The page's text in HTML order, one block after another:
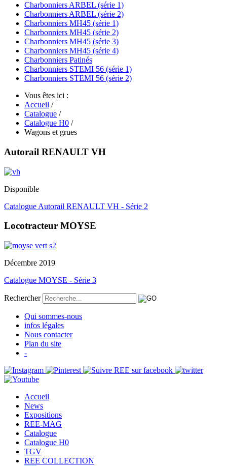
Charbonniers ARBEL (série 1)
Charbonniers ARBEL (série 2)
Charbonniers MH45 (série 1)
Charbonniers MH45 (série 2)
Charbonniers MH45 (série 3)
Charbonniers MH45 (série 4)
Charbonniers Patinés
Charbonniers STEMI 56 (série 1)
Charbonniers STEMI 56 (série 2)
Vous êtes ici :
Accueil /
Catalogue /
Catalogue H0 /
Wagons et grues
Autorail RENAULT VH
Disponible
Catalogue Autorail RENAULT VH - Série 2
Locotracteur MOYSE
Décembre 2019
Catalogue MOYSE - Série 3
Rechercher
Qui sommes-nous
infos légales
Nous contacter
Plan du site
-
Accueil
News
Expositions
REE-MAG
Catalogue
Catalogue H0
TGV
REE COLLECTION